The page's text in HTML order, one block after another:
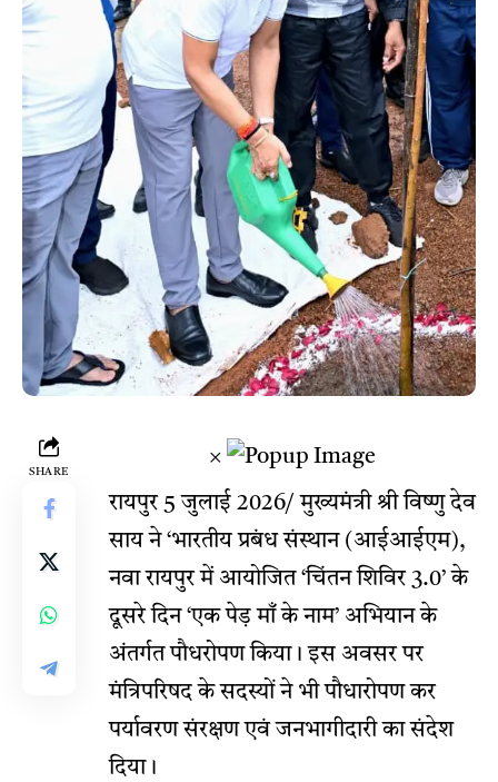
SHARE
×
रायपुर 5 जुलाई 2026/ मुख्यमंत्री श्री विष्णु देव
साय ने ‘भारतीय प्रबंध संस्थान (आईआईएम),
नवा रायपुर में आयोजित ‘चिंतन शिविर 3.0’ के
दूसरे दिन ‘एक पेड़ माँ के नाम’ अभियान के
अंतर्गत पौधरोपण किया। इस अवसर पर
मंत्रिपरिषद के सदस्यों ने भी पौधारोपण कर
पर्यावरण संरक्षण एवं जनभागीदारी का संदेश
दिया।